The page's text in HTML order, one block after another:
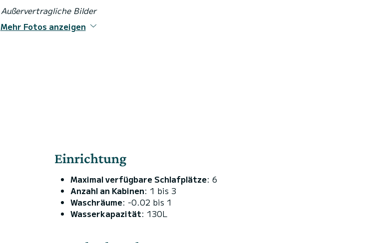
Außervertragliche Bilder
Mehr Fotos anzeigen
Einrichtung
Maximal verfügbare Schlafplätze: 6
Anzahl an Kabinen: 1 bis 3
Waschräume: -0.02 bis 1
Wasserkapazität: 130L